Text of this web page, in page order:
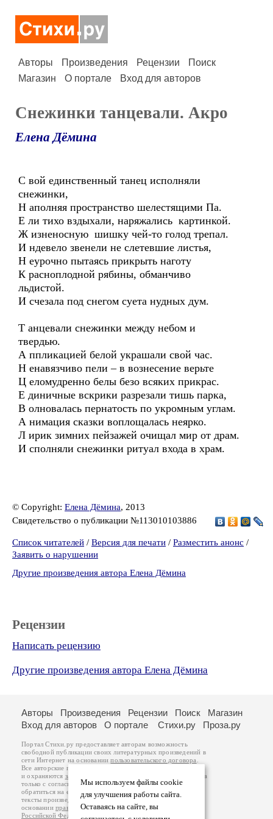
Авторы Произведения Рецензии
Поиск
Магазин
О портале Вход для авторов
Снежинки танцевали. Акро
Елена Дёмина
С вой единственный танец исполняли
снежинки,
Н аполняя пространство шелестящими Па.
Е ли тихо вздыхали, наряжались картинкой.
Ж изненосную шишку чей-то голод трепал.
И ндевело звенели не слетевшие листья,
Н еурочно пытаясь прикрыть наготу
К расноплодной рябины, обманчиво
льдистой.
И счезала под снегом суета нудных дум.
Т анцевали снежинки между небом и
твердью.
А ппликацией белой украшали свой час.
Н енавязчиво пели – в вознесение верьте
Ц еломудренно белы безо всяких прикрас.
Е диничные вскрики разрезали тишь парка,
В олновалась пернатость по укромным углам.
А нимация сказки воплощалась неярко.
Л ирик зимних пейзажей очищал мир от драм.
И сполняли снежинки ритуал входа в храм.
© Copyright: Елена Дёмина, 2013
Свидетельство о публикации №113010103886
Список читателей / Версия для печати / Разместить анонс /
Заявить о нарушении
Другие произведения автора Елена Дёмина
Рецензии
Написать рецензию
Другие произведения автора Елена Дёмина
Мы используем файлы cookie
для улучшения работы сайта.
Оставаясь на сайте, вы
Авторы Произведения Рецензии Поиск
Магазин
Вход для авторов
О портале Стихи.ру Проза.ру
Портал Стихи.ру предоставляет авторам возможность
свободной публикации своих литературных произведений в
сети Интернет на основаниипользовательского договора
Все авторские права на произведения принадлежат авторам
и охраняются законом
. Перепечатка произведений возможна
только с согласия его автора, к которому вы можете
обратиться на его авторской странице. Ответственность за
тексты произведений авторы несут самостоятельно на
основанииправил публикацииизаконодательства
Российской Федерации